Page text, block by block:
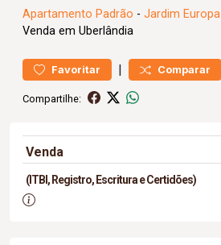
Apartamento Padrão - Jardim Europa
Venda em Uberlândia
Favoritar | Comparar
Compartilhe:
Venda
(ITBI, Registro, Escritura e Certidões)